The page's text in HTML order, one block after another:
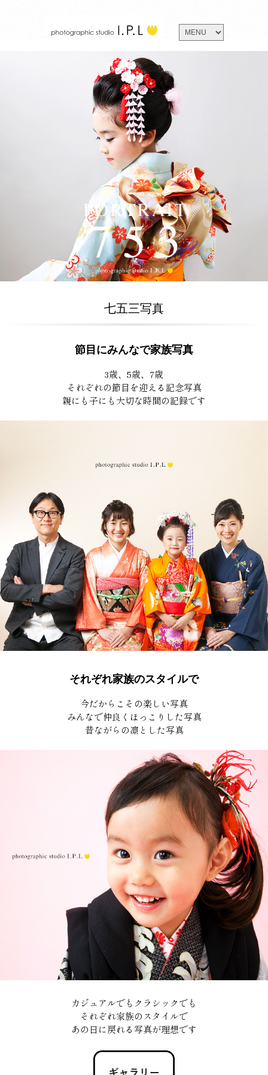
七五三写真
節目にみんなで家族写真
3歳、5歳、7歳
それぞれの節目を迎える記念写真
親にも子にも大切な時間の記録です
それぞれ家族のスタイルで
今だからこその楽しい写真
みんなで仲良くほっこりした写真
昔ながらの凛とした写真
カジュアルでもクラシックでも
それぞれ家族のスタイルで
あの日に戻れる写真が理想です